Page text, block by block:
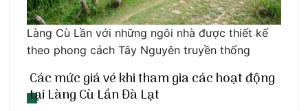
Làng Cù Lần với những ngôi nhà được thiết kế
theo phong cách Tây Nguyên truyền thống
Các mức giá vé khi tham gia các hoạt động
tại Làng Cù Lần Đà Lạt